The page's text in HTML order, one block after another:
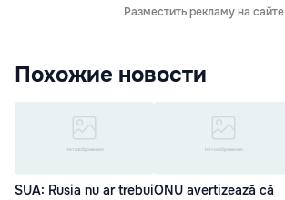
Разместить рекламу на сайте
Похожие новости
SUA: Rusia nu ar trebuiONU avertizează că